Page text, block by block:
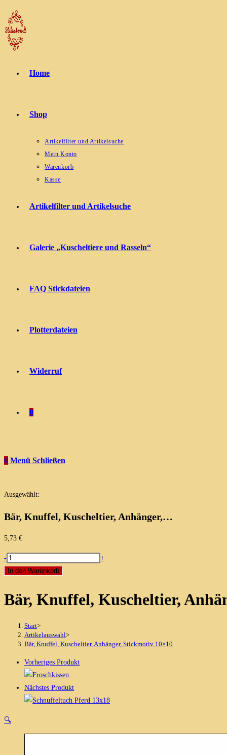
Zum
Inhalt
springen
Home
Shop
Artikelfilter und Artikelsuche
Mein Konto
Warenkorb
Kasse
Artikelfilter und Artikelsuche
Galerie „Kuscheltiere und Rasseln“
FAQ Stickdateien
Plotterdateien
Widerruf
0
0 Menü Schließen
Ausgewählt:
Bär, Knuffel, Kuscheltier, Anhänger,…
5,73 €
Bär,
Knuffel,
Anhänger,
Stickmotiv
Menge
-
+
In den Warenkorb
Bär, Knuffel, Kuscheltier,
Start>
Artikelauswahl>
Bär, Knuffel, Kuscheltier, Anhänger, Stickmotiv 10×10
Vorheriges Produkt
Nächstes Produkt
🔍